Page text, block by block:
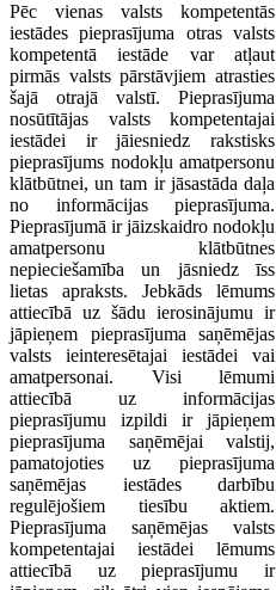
Pēc vienas valsts kompetentās
iestādes pieprasījuma otras valsts
kompetentā iestāde var atļaut
pirmās valsts pārstāvjiem atrasties
šajā otrajā valstī. Pieprasījuma
nosūtītājas valsts kompetentajai
iestādei ir jāiesniedz rakstisks
pieprasījums nodokļu amatpersonu
klātbūtnei, un tam ir jāsastāda daļa
no informācijas pieprasījuma.
Pieprasījumā ir jāizskaidro nodokļu
amatpersonu klātbūtnes
nepieciešamība un jāsniedz īss
lietas apraksts. Jebkāds lēmums
attiecībā uz šādu ierosinājumu ir
jāpieņem pieprasījuma saņēmējas
valsts ieinteresētajai iestādei vai
amatpersonai. Visi lēmumi
attiecībā uz informācijas
pieprasījumu izpildi ir jāpieņem
pieprasījuma saņēmējai valstij,
pamatojoties uz pieprasījuma
saņēmējas iestādes darbību
regulējošiem tiesību aktiem.
Pieprasījuma saņēmējas valsts
kompetentajai iestādei lēmums
attiecībā uz pieprasījumu ir